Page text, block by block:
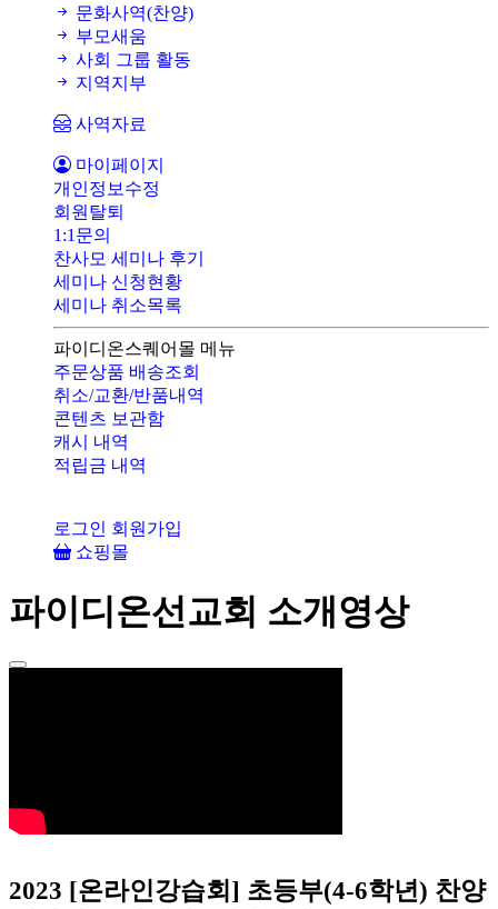
문화사역(찬양)
부모새움
사회 그룹 활동
지역지부
사역자료
마이페이지
개인정보수정
회원탈퇴
1:1문의
찬사모 세미나 후기
세미나 신청현황
세미나 취소목록
파이디온스퀘어몰 메뉴
주문상품 배송조회
취소/교환/반품내역
콘텐츠 보관함
캐시 내역
적립금 내역
로그인 회원가입
쇼핑몰
파이디온선교회 소개영상
2023 [온라인강습회] 초등부(4-6학년) 찬양